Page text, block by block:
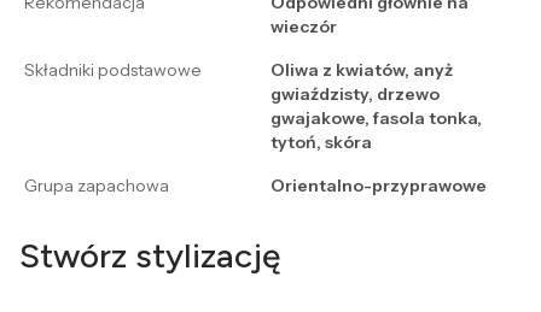
wieczór
Składniki podstawowe
Oliwa z kwiatów, anyż
gwiaździsty, drzewo
gwajakowe, fasola tonka,
tytoń, skóra
Grupa zapachowa
Orientalno-przyprawowe
Stwórz stylizację